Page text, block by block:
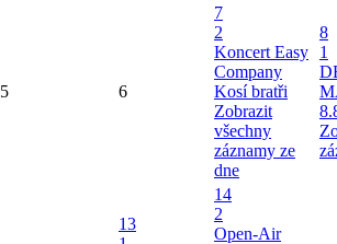
5 6
7
2
Koncert Easy
Company
Kosí bratři
Zobrazit
všechny
záznamy ze
dne
8
1
13
14
2
Open-Air